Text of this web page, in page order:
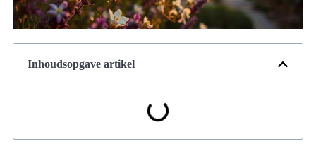
Inhoudsopgave artikel